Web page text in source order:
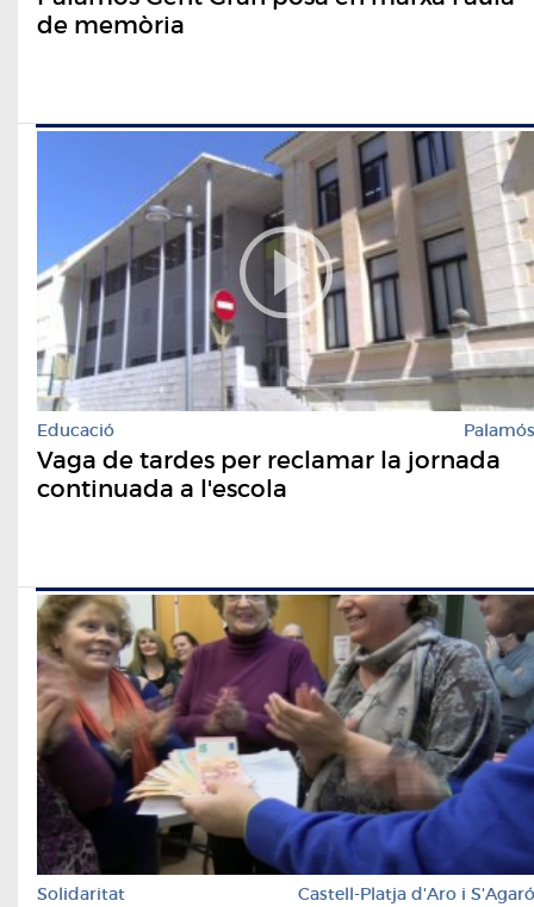
de memòria
Educació Palamós
Vaga de tardes per reclamar la jornada
continuada a l'escola
Solidaritat Castell-Platja d'Aro i S'Agaró